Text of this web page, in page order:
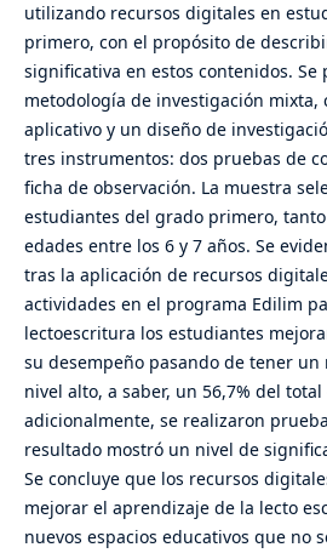
utilizando recursos digitales en
primero, con el propósito de
significativa en estos contenidos. Se
metodología de investigación mixta,
aplicativo y un diseño de
tres instrumentos: dos pruebas de
ficha de observación. La muestra
estudiantes del grado primero,
edades entre los 6 y 7 años. Se
tras la aplicación de recursos
actividades en el programa Edilim
lectoescritura los estudiantes
su desempeño pasando de tener
nivel alto, a saber, un 56,7% del
adicionalmente, se realizaron
resultado mostró un nivel de
Se concluye que los recursos
mejorar el aprendizaje de la lecto
nuevos espacios educativos que no